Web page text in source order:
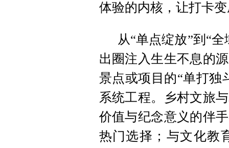
体验的内核，让打卡
从“单点绽放”到“
出圈注入生生不息的
景点或项目的“单打独
系统工程。乡村文旅
价值与纪念意义的伴
热门选择；与文化教